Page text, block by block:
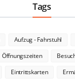
Tags
Aufzug - Fahrstuhl
Öffnungszeiten
Eintrittskarten